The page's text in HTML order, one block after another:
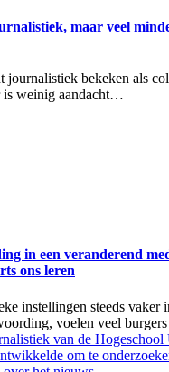
maar veel
journalistiek bekeken als
is weinig aandacht…
in een veranderend
ons leren
instellingen steeds vaker
voelen veel